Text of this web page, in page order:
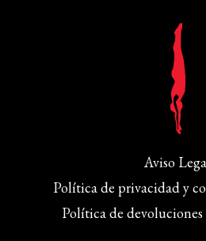
Aviso
Política de privacidad y
Política de